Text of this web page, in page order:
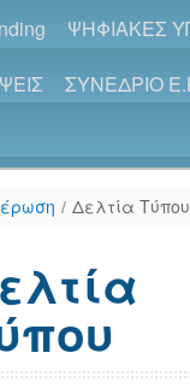
ΨΗΦΙΑΚΕΣ
ΣΥΝΕΔΡΙΟ
/ Δελτία Τύπου